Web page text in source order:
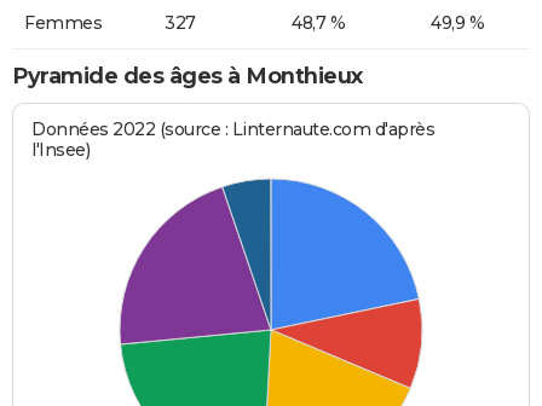
Femmes 327 48,7 % 49,9 %
Pyramide des âges à Monthieux
Données 2022 (source : Linternaute.com d'après
l'Insee)